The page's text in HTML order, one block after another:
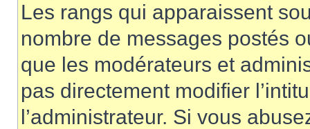
Les rangs qui apparaissent
nombre de messages postés
que les modérateurs et
pas directement modifier
l’administrateur. Si vous